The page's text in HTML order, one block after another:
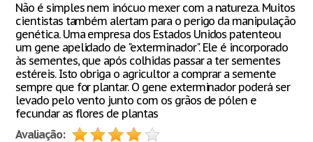
Não é simples nem inócuo mexer com a natureza. Muitos
cientistas também alertam para o perigo da manipulação
genética. Uma empresa dos Estados Unidos patenteou
um gene apelidado de "exterminador". Ele é incorporado
às sementes, que após colhidas passar a ter sementes
estéreis. Isto obriga o agricultor a comprar a semente
sempre que for plantar. O gene exterminador poderá ser
levado pelo vento junto com os grãos de pólen e
fecundar as flores de plantas
Avaliação: